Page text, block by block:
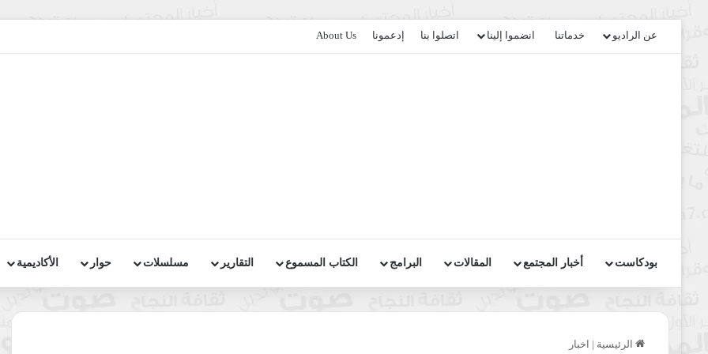
عن الراديو خدماتنا انضموا إلينا اتصلوا بنا إدعمونا About Us
بودكاست أخبار المجتمع المقالات البرامج الكتاب المسموع التقارير مسلسلات حوار الأكاديمية
الرئيسية | اخبار